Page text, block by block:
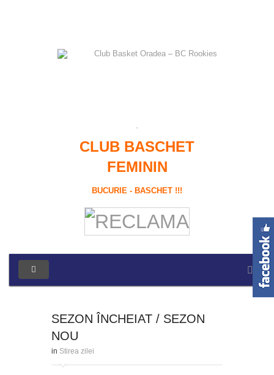
CLUB BASCHET
FEMININ
BUCURIE - BASCHET !!!
SEZON ÎNCHEIAT / SEZON
NOU
in Stirea zilei